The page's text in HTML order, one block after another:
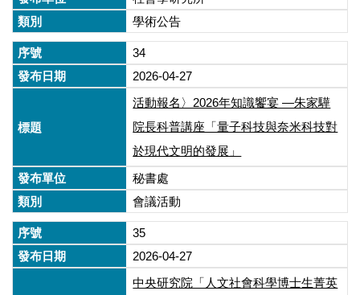
學術公告
34
2026-04-27
活動報名〉2026年知識饗宴 —朱家驊
院長科普講座「量子科技與奈米科技對
於現代文明的發展」
秘書處
會議活動
35
2026-04-27
中央研究院「人文社會科學博士生菁英